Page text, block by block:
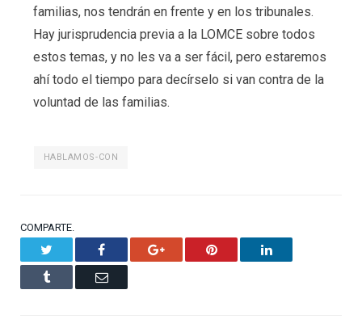
familias, nos tendrán en frente y en los tribunales.
Hay jurisprudencia previa a la LOMCE sobre todos
estos temas, y no les va a ser fácil, pero estaremos
ahí todo el tiempo para decírselo si van contra de la
voluntad de las familias.
HABLAMOS-CON
COMPARTE.
Facebook Google+ Pinterest LinkedIn
Tumblr Email